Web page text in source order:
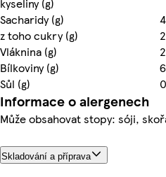
Sacharidy (g)
z toho cukry (g)
Vláknina (g)
Bílkoviny (g)
Sůl (g)
Informace o alergenech
Může obsahovat stopy: sóji,
Skladování a příprava